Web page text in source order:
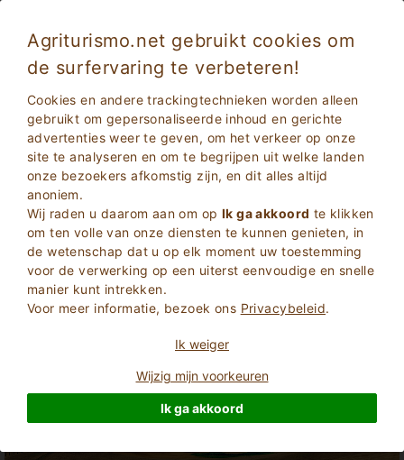
Agriturismo.net gebruikt cookies om
de surfervaring te verbeteren!
Cookies en andere trackingtechnieken worden alleen
gebruikt om gepersonaliseerde inhoud en gerichte
advertenties weer te geven, om het verkeer op onze
site te analyseren en om te begrijpen uit welke landen
onze bezoekers afkomstig zijn, en dit alles altijd
anoniem.
Wij raden u daarom aan om op Ik ga akkoord te klikken
om ten volle van onze diensten te kunnen genieten, in
de wetenschap dat u op elk moment uw toestemming
voor de verwerking op een uiterst eenvoudige en snelle
manier kunt intrekken.
Voor meer informatie, bezoek ons Privacybeleid.
Ik weiger
Wijzig mijn voorkeuren
Ik ga akkoord
2Volwassenen
0Kinderen ZOEKEN
Casa in campagna in Italië